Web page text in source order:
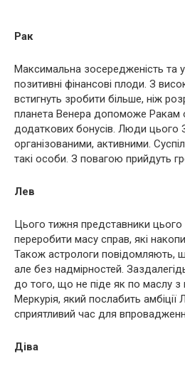
Рак
Максимальна зосередженість та
позитивні фінансові плоди. З
встигнуть зробити більше, ніж
планета Венера допоможе Ракам
додаткових бонусів. Люди цього
організованими, активними.
такі особи. З повагою прийдуть
Лев
Цього тижня представники цього
переробити масу справ, які
Також астрологи повідомляють,
але без надмірностей.
до того, що не піде як по маслу з
Меркурія, який послабить амбіції
сприятливий час для
Діва